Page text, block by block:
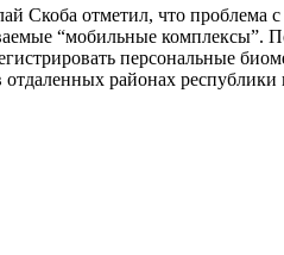
Скоба отметил, что проблема
“мобильные комплексы”.
персональные
районах республики